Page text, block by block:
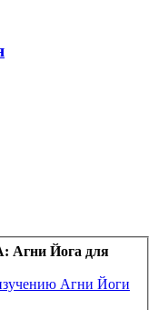
Йога для
Агни Йоги